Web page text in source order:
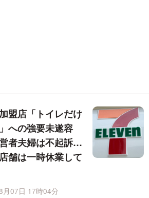
盟店「トイレだけ
への強要未遂容
者夫婦は不起訴…
舗は一時休業して
月07日 17時04分